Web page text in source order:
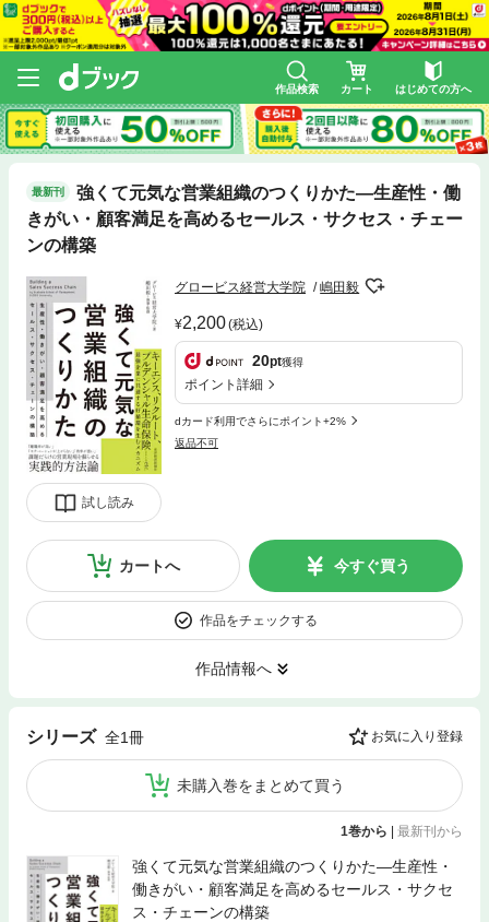
作品検索 カート はじめての方へ
最新刊
強くて元気な営業組織のつくりかた―生産性・働
きがい・顧客満足を高めるセールス・サクセス・チェー
ンの構築
試し読み
グロービス経営大学院 嶋田毅
2,200(税込)
20pt獲得
ポイント詳細
dカード利用でさらにポイント+2%
返品不可
カートへ 今すぐ買う
作品をチェックする
作品情報へ
シリーズ 全1冊 お気に入り登録
未購入巻をまとめて買う
1巻から | 最新刊から
強くて元気な営業組織のつくりかた―生産性・
働きがい・顧客満足を高めるセールス・サクセ
ス・チェーンの構築